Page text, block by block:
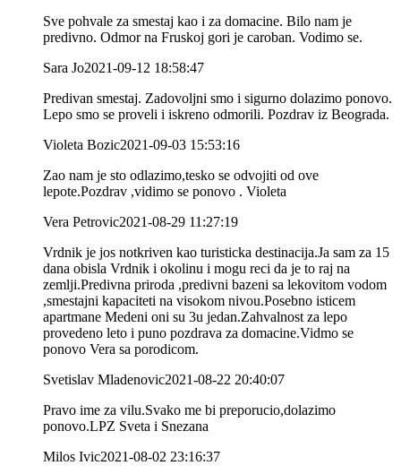
Sve pohvale za smestaj kao i za domacine. Bilo nam je
predivno. Odmor na Fruskoj gori je caroban. Vodimo se.
Sara Jo2021-09-12 18:58:47
Predivan smestaj. Zadovoljni smo i sigurno dolazimo ponovo.
Lepo smo se proveli i iskreno odmorili. Pozdrav iz Beograda.
Violeta Bozic2021-09-03 15:53:16
Zao nam je sto odlazimo,tesko se odvojiti od ove
lepote.Pozdrav ,vidimo se ponovo . Violeta
Vera Petrovic2021-08-29 11:27:19
Vrdnik je jos notkriven kao turisticka destinacija.Ja sam za 15
dana obisla Vrdnik i okolinu i mogu reci da je to raj na
zemlji.Predivna priroda ,predivni bazeni sa lekovitom vodom
,smestajni kapaciteti na visokom nivou.Posebno isticem
apartmane Medeni oni su 3u jedan.Zahvalnost za lepo
provedeno leto i puno pozdrava za domacine.Vidmo se
ponovo Vera sa porodicom.
Svetislav Mladenovic2021-08-22 20:40:07
Pravo ime za vilu.Svako me bi preporucio,dolazimo
ponovo.LPZ Sveta i Snezana
Milos Ivic2021-08-02 23:16:37